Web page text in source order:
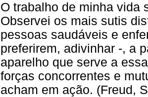
O trabalho de minha vida
Observei os mais sutis
pessoas saudáveis e
preferirem, adivinhar -, a
aparelho que serve a
forças concorrentes e
acham em ação. (Freud,